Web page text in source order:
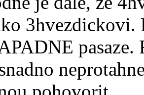
3hvezdickovi.
pasaze.